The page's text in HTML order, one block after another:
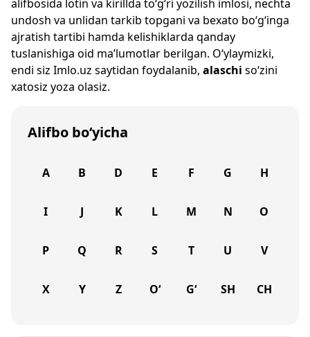
alifbosida lotin va kirillda to‘g‘ri yozilish imlosi, nechta
undosh va unlidan tarkib topgani va bexato bo‘g‘inga
ajratish tartibi hamda kelishiklarda qanday
tuslanishiga oid ma’lumotlar berilgan. O‘ylaymizki,
endi siz Imlo.uz saytidan foydalanib, alaschi so‘zini
xatosiz yoza olasiz.
Alifbo bo‘yicha
A B D E F G H
I J K L M N O
P Q R S T U V
X Y Z O‘ G‘ SH CH